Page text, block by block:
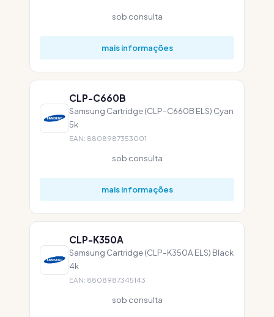
sob consulta
mais informações
CLP-C660B
Samsung Cartridge (CLP-C660B ELS) Cyan
5k
EAN: 8808987353001
sob consulta
mais informações
CLP-K350A
Samsung Cartridge (CLP-K350A ELS) Black
4k
EAN: 8808987345143
sob consulta